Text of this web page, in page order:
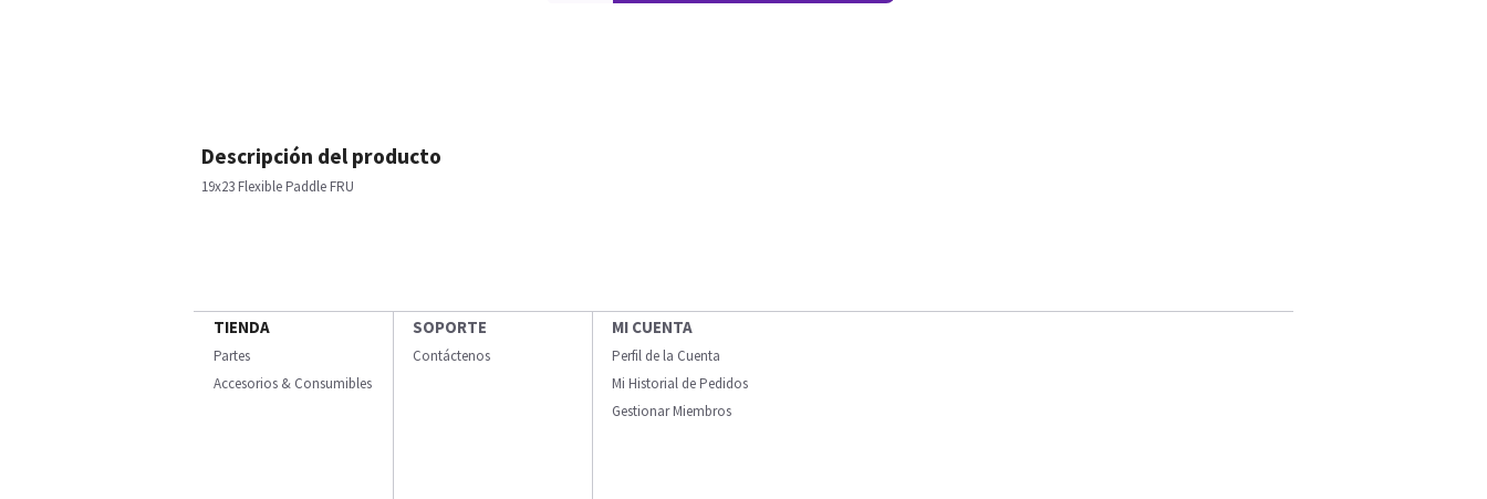
Descripción del producto
19x23 Flexible Paddle FRU
TIENDA
Partes
Accesorios & Consumibles
SOPORTE
Contáctenos
MI CUENTA
Perfil de la Cuenta
Mi Historial de Pedidos
Gestionar Miembros